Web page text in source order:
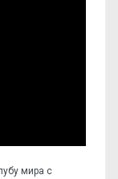
мира с